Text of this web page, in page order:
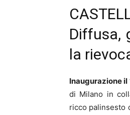
Diffusa,
la
Inaugurazione il
di Milano in
ricco palinsesto